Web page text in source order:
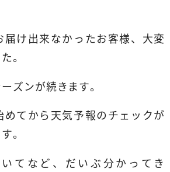
届け出来なかったお客様、大変
。
ズンが続きます。
めてから天気予報のチェックが
。
てなど、だいぶ分かってき